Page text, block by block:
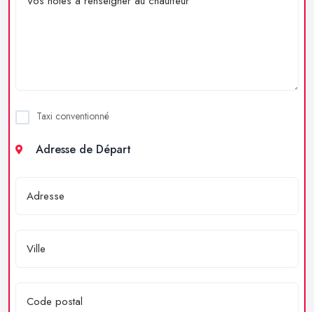
Taxi conventionné
Adresse de Départ